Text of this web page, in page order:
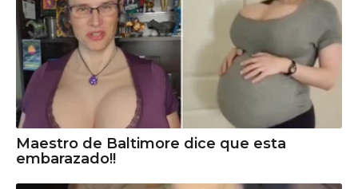
Maestro de Baltimore dice que esta
embarazado!!